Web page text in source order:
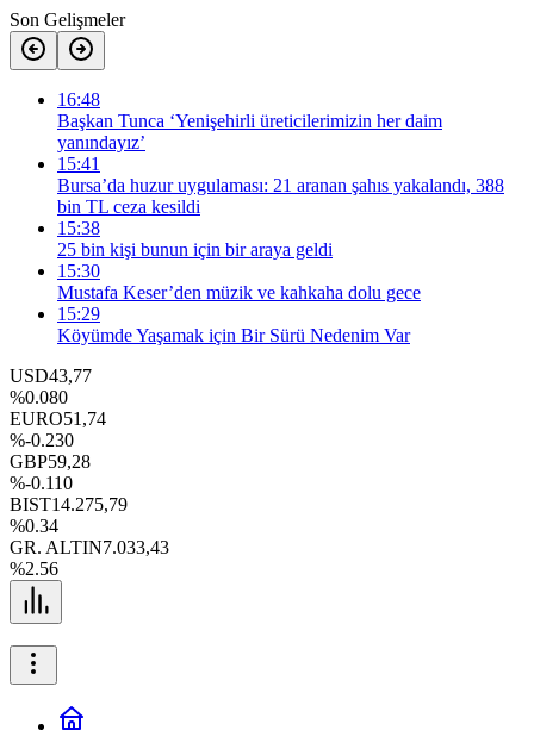
Son Gelişmeler
16:48
Başkan Tunca ‘Yenişehirli üreticilerimizin her daim
yanındayız’
15:41
Bursa’da huzur uygulaması: 21 aranan şahıs yakalandı, 388
bin TL ceza kesildi
15:38
25 bin kişi bunun için bir araya geldi
15:30
Mustafa Keser’den müzik ve kahkaha dolu gece
15:29
Köyümde Yaşamak için Bir Sürü Nedenim Var
USD43,77
%0.080
EURO51,74
%-0.230
GBP59,28
%-0.110
BIST14.275,79
%0.34
GR. ALTIN7.033,43
%2.56